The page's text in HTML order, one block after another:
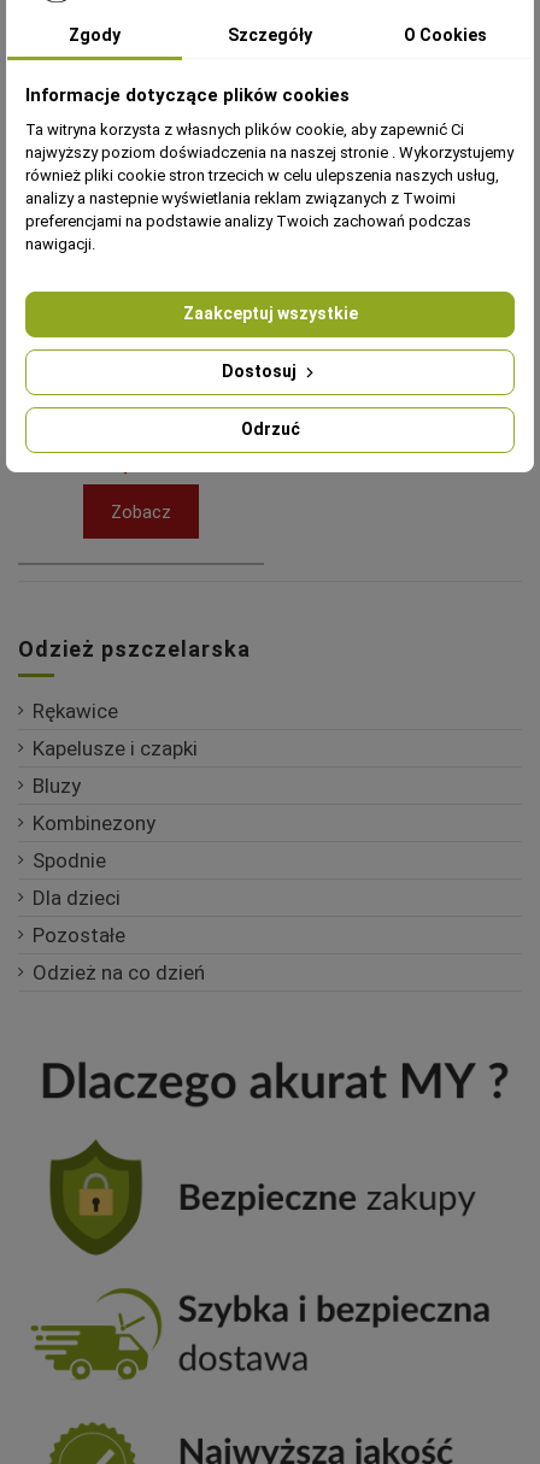
DZIECIĘCY - Z
KAPELUSZEM -
LINE)
M6013F
Dodaj do
koszyka
DZIECIĘCY - Z
Dodaj do
koszyka
Obecnie brak na stanie
RĘKAWICE SKÓRZANE,
PSZCZELARSKIE -
DZIECIĘCE
39,00 zł
Zobacz
Odzież pszczelarska
Rękawice
Kapelusze i czapki
Bluzy
Kombinezony
Spodnie
Dla dzieci
Pozostałe
Odzież na co dzień
Zgody Szczegóły O Cookies
Informacje dotyczące plików cookies
Ta witryna korzysta z własnych plików cookie, aby zapewnić Ci
najwyższy poziom doświadczenia na naszej stronie . Wykorzystujemy
również pliki cookie stron trzecich w celu ulepszenia naszych usług,
analizy a nastepnie wyświetlania reklam związanych z Twoimi
preferencjami na podstawie analizy Twoich zachowań podczas
nawigacji.
Odrzuć
Dostosuj
Zaakceptuj wszystkie